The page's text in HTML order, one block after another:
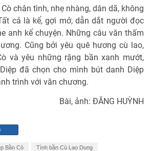
chân tình, nhẹ nhàng, dân dã, không
cả là kể, gợi mở, dẫn dắt người đọc
anh kể chuyện. Những câu văn thấm
Cũng bởi yêu quê hương cù lao,
và yêu những rặng bần xanh mướt,
đã chọn cho mình bút danh Diệp
trình với văn chương.
Bài, ảnh: ĐĂNG HUỲNH
Bần Cò Tình bần Cù Lao Dung